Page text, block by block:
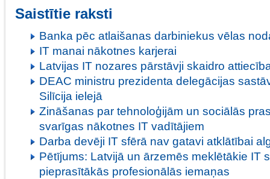
Saistītie raksti
Banka pēc atlaišanas darbiniekus vēlas
IT manai nākotnes karjerai
Latvijas IT nozares pārstāvji skaidro
DEAC ministru prezidenta delegācijas
Silīcija ielejā
Zināšanas par tehnoloģijām un sociālās
svarīgas nākotnes IT vadītājiem
Darba devēji IT sfērā nav gatavi atklātībai
Pētījums: Latvijā un ārzemēs meklētākie IT
pieprasītākās profesionālās iemaņas